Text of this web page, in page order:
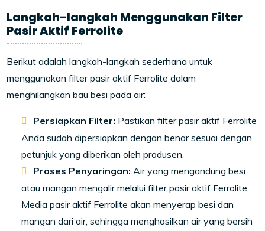
Langkah-langkah Menggunakan Filter
Pasir Aktif Ferrolite
Berikut adalah langkah-langkah sederhana untuk
menggunakan filter pasir aktif Ferrolite dalam
menghilangkan bau besi pada air:
Persiapkan Filter: Pastikan filter pasir aktif Ferrolite
Anda sudah dipersiapkan dengan benar sesuai dengan
petunjuk yang diberikan oleh produsen.
Proses Penyaringan: Air yang mengandung besi
atau mangan mengalir melalui filter pasir aktif Ferrolite.
Media pasir aktif Ferrolite akan menyerap besi dan
mangan dari air, sehingga menghasilkan air yang bersih